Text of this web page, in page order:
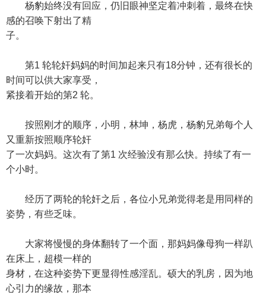
杨豹始终没有回应，仍旧眼神坚定着冲刺着，最终在快
感的召唤下射出了精
子。
第1 轮轮奸妈妈的时间加起来只有18分钟，还有很长的
时间可以供大家享受，
紧接着开始的第2 轮。
按照刚才的顺序，小明，林坤，杨虎，杨豹兄弟每个人
又重新按照顺序轮奸
了一次妈妈。这次有了第1 次经验没有那么快。持续了有一
个小时。
经历了两轮的轮奸之后，各位小兄弟觉得老是用同样的
姿势，有些乏味。
大家将慢慢的身体翻转了一个面，那妈妈像母狗一样趴
在床上，超模一样的
身材，在这种姿势下更显得性感淫乱。硕大的乳房，因为地
心引力的缘故，那本